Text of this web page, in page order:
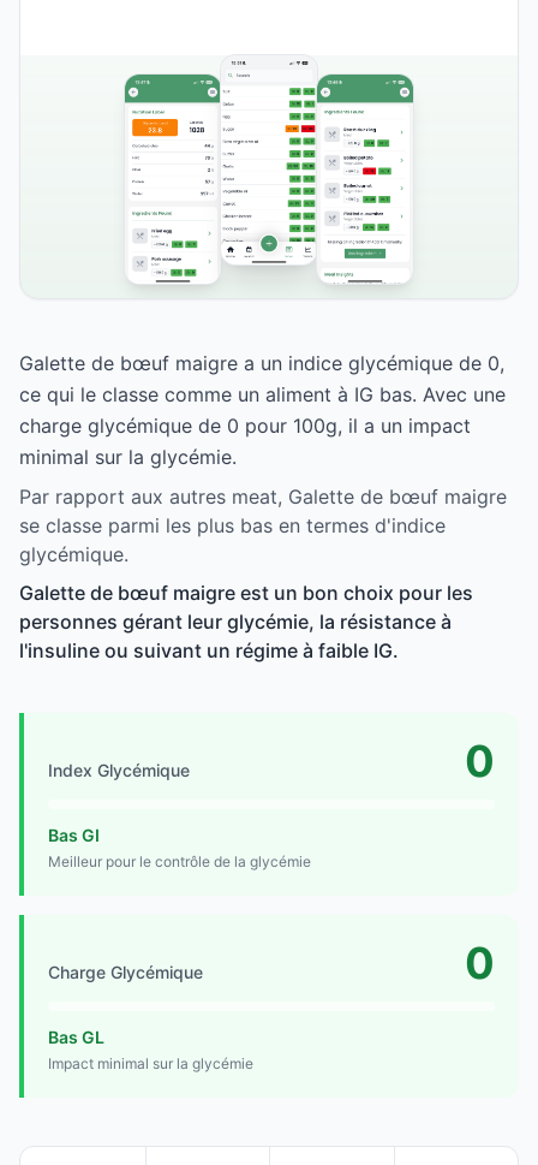
Galette de bœuf maigre a un indice glycémique de 0,
ce qui le classe comme un aliment à IG bas. Avec une
charge glycémique de 0 pour 100g, il a un impact
minimal sur la glycémie.
Par rapport aux autres meat, Galette de bœuf maigre
se classe parmi les plus bas en termes d'indice
glycémique.
Galette de bœuf maigre est un bon choix pour les
personnes gérant leur glycémie, la résistance à
l'insuline ou suivant un régime à faible IG.
Index Glycémique 0
Bas GI
Meilleur pour le contrôle de la glycémie
Charge Glycémique 0
Bas GL
Impact minimal sur la glycémie